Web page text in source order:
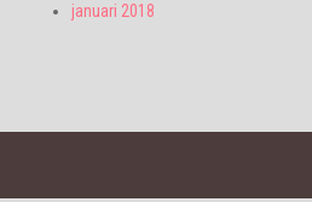
januari 2018